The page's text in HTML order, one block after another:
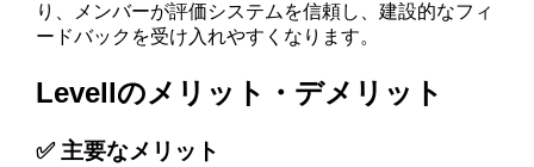
り、メンバーが評価システムを信頼し、建設的なフィ
ードバックを受け入れやすくなります。
Levellのメリット・デメリット
✅ 主要なメリット